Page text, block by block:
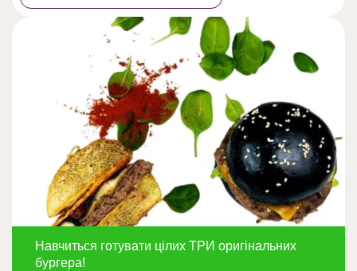
Навчиться готувати цілих ТРИ оригінальних
бургера!